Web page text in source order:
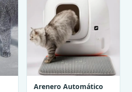
Arenero Automático